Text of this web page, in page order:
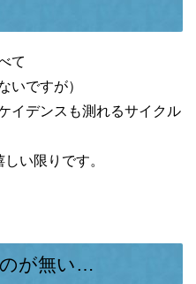
て
いですが）
イデンスも測れるサイクル
い限りです。
が無い…